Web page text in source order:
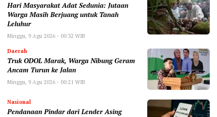
Hari Masyarakat Adat Sedunia: Jutaan
Warga Masih Berjuang untuk Tanah
Leluhur
Minggu, 9 Agu 2026 - 00:32 WIB
Daerah
Truk ODOL Marak, Warga Nibung Geram
Ancam Turun ke Jalan
Minggu, 9 Agu 2026 - 00:21 WIB
Nasional
Pendanaan Pindar dari Lender Asing